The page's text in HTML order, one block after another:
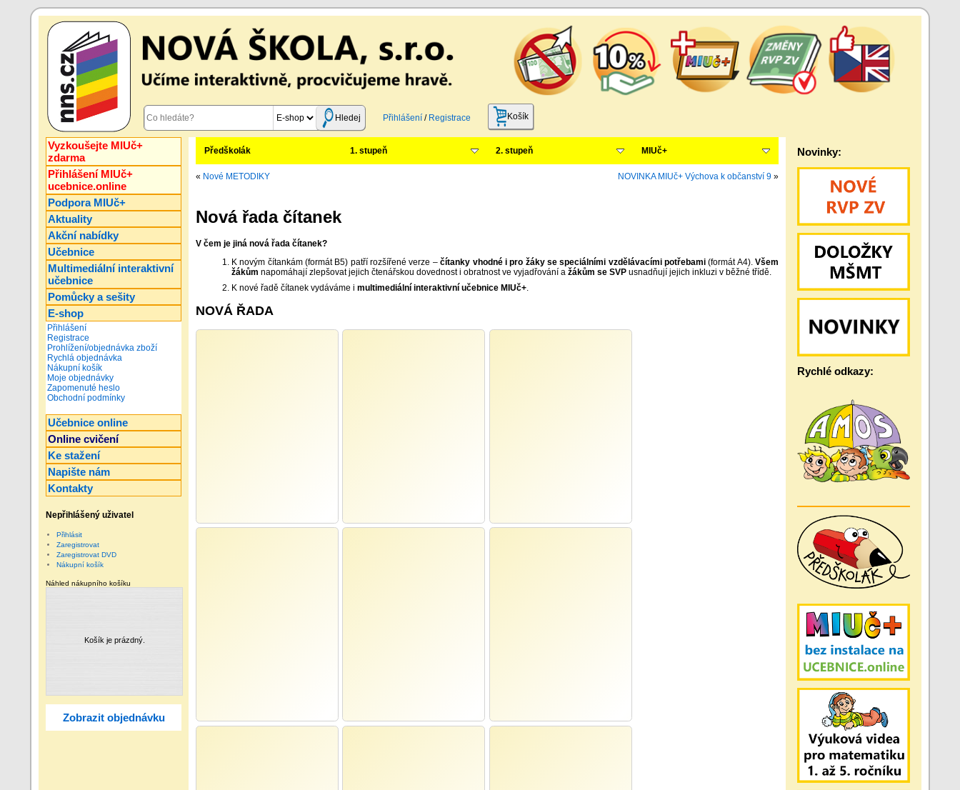
Hledej Přihlášení/ Registrace Košík
Vyzkoušejte MIUč+
zdarma
Přihlášení MIUč+
ucebnice.online
Podpora MIUč+
Aktuality
Akční nabídky
Učebnice
Multimediální interaktivní
učebnice
Pomůcky a sešity
E-shop
Přihlášení
Registrace
Prohlížení/objednávka zboží
Rychlá objednávka
Nákupní košík
Moje objednávky
Zapomenuté heslo
Obchodní podmínky
Učebnice online
Online cvičení
Ke stažení
Napište nám
Kontakty
Nepřihlášený uživatel
Přihlásit
Zaregistrovat
Zaregistrovat DVD
Nákupní košík
Náhled nákupního košíku
Zobrazit objednávku
Předškolák 1. stupeň 2. stupeň MIUč+
« Nové METODIKY NOVINKA MIUč+ Výchova k občanství 9 »
Nová řada čítanek
V čem je jiná nová řada čítanek?
K novým čítankám (formát B5) patří rozšířené verze –čítanky vhodné i pro žáky se speciálními vzdělávacími potřebami(formát A4).Všem
žákům napomáhají zlepšovat jejich čtenářskou dovednost i obratnost ve vyjadřování a žákům se SVP usnadňují jejich inkluzi v běžné třídě.
K nové řadě čítanek vydáváme i multimediální interaktivní učebnice MIUč+.
NOVÁ ŘADA
Novinky:
Rychlé odkazy: